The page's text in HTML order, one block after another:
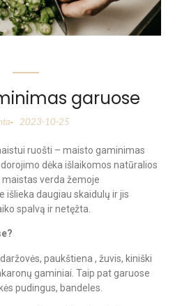
garuose
- 2023-10-25
ruošti – maisto gaminimas
dėka išlaikomos natūralios
verda žemoje
išlieka daugiau skaidulų ir jis
spalvą ir netęžta.
paukštiena , žuvis, kiniški
gaminiai. Taip pat garuose
pudingus, bandeles.